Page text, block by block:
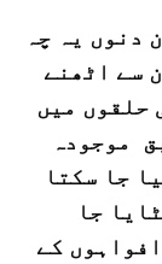
دنوں یہ چہ
سے اٹھنے
حلقوں میں
موجودہ
جا سکتا
جا
کے